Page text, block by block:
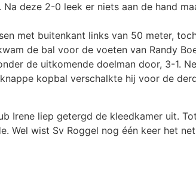
deze 2-0 leek er niets aan de hand
met buitenkant links van 50 meter,
de bal voor de voeten van Randy
de uitkomende doelman door, 3-1.
kopbal verschalkte hij voor de
Irene liep getergd de kleedkamer uit.
Wel wist Sv Roggel nog één keer het